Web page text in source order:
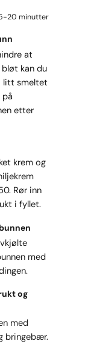
20 minutter
at
bløt kan du
litt smeltet
på
etter
krem og
Rør inn
i fyllet.
med
og
med
bringebær.